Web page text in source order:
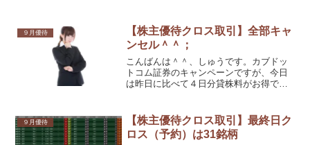
９月優待
【株主優待クロス取引】全部キャ
ンセル＾＾；
こんばんは＾＾、しゅうです。カブドッ
トコム証券のキャンペーンですが、今日
は昨日に比べて４日分貸株料がお得です
９月優待
【株主優待クロス取引】最終日ク
ロス（予約）は31銘柄